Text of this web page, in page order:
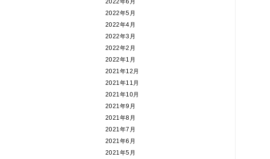
2022年5月
2022年4月
2022年3月
2022年2月
2022年1月
2021年12月
2021年11月
2021年10月
2021年9月
2021年8月
2021年7月
2021年6月
2021年5月